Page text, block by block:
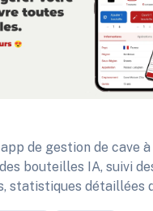
de gestion de cave à
bouteilles IA, suivi
statistiques détaillées